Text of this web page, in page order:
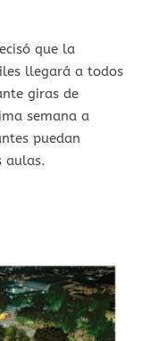
que la
llegará a todos
giras de
semana a
puedan
aulas.